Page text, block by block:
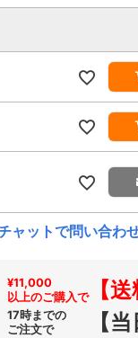
ャットで問い合わ
¥11,000
以上のご購入で【送
17時までの
ご注文で
【